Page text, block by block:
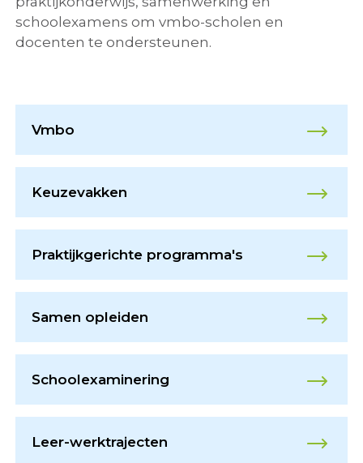
schoolexamens om vmbo-scholen en
docenten te ondersteunen.
Vmbo
Keuzevakken
Praktijkgerichte programma's
Samen opleiden
Schoolexaminering
Leer-werktrajecten